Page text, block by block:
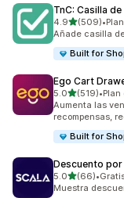
TnC: Casilla
4.9de 5 estrellas
(509)
509 reseñas en
•
Añade casilla de
Built for
Ego Cart
5.0de 5 estrellas
(519)
519 reseñas en
•
Aumenta las
recompensas,
Built for
Descuento
5.0de 5 estrellas
(66)
66 reseñas en
•
Muestra